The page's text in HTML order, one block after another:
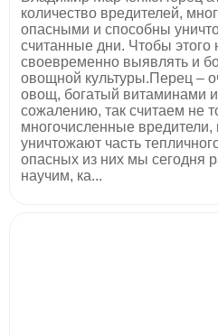
количество вредителей,
опасными и способны
считанные дни. Чтобы
своевременно выявлять и
овощной культуры.Перец –
овощ, богатый витаминами
сожалению, так считаем не
многочисленные
уничтожают часть
опасных из них мы сегодня
научим, ка...